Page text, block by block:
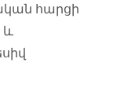
հարցի
և